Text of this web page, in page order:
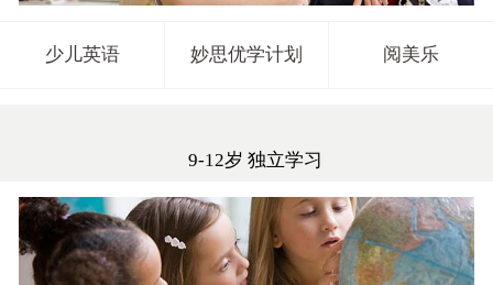
少儿英语 妙思优学计划 阅美乐
9-12岁 独立学习